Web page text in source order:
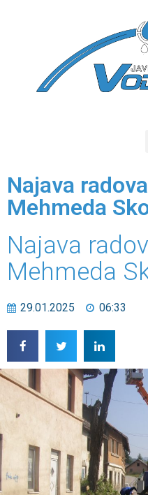
Najava
Mehmeda
Najava
Mehmeda
29.01.2025 06:33